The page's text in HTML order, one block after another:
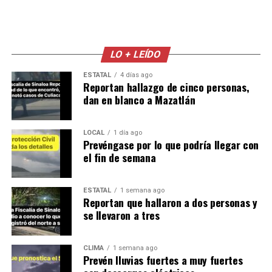
LO + LEÍDO
ESTATAL 4 días ago
Reportan hallazgo de cinco personas,
dan en blanco a Mazatlán
LOCAL 1 día ago
Prevéngase por lo que podría llegar con
el fin de semana
ESTATAL 1 semana ago
Reportan que hallaron a dos personas y
se llevaron a tres
CLIMA 1 semana ago
Prevén lluvias fuertes a muy fuertes